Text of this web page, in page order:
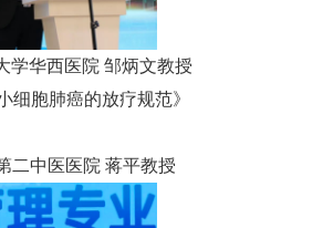
学华西医院 邹炳文教授
细胞肺癌的放疗规范》
二中医医院 蒋平教授